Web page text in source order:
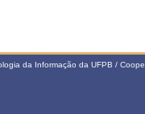
da Informação da UFPB /